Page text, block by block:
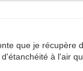
que je récupère
à l'air